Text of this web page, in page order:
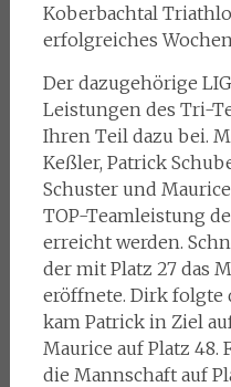
Koberbachtal
erfolgreiches
Der dazugehörige
Leistungen des Tri-
Ihren Teil dazu bei.
Keßler, Patrick
Schuster und
TOP-Teamleistung
erreicht werden.
der mit Platz 27 das
eröffnete. Dirk folgte
kam Patrick in Ziel
Maurice auf Platz
die Mannschaft auf